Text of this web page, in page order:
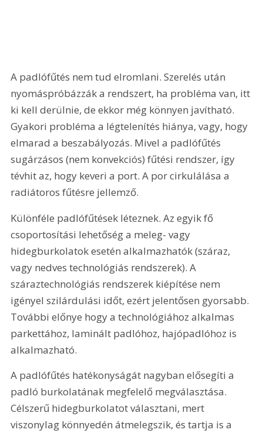
A padlófűtés nem tud elromlani. Szerelés után
nyomáspróbázzák a rendszert, ha probléma van, itt
ki kell derülnie, de ekkor még könnyen javítható.
Gyakori probléma a légtelenítés hiánya, vagy, hogy
elmarad a beszabályozás. Mivel a padlófűtés
sugárzásos (nem konvekciós) fűtési rendszer, így
tévhit az, hogy keveri a port. A por cirkulálása a
radiátoros fűtésre jellemző.
Különféle padlófűtések léteznek. Az egyik fő
csoportosítási lehetőség a meleg- vagy
hidegburkolatok esetén alkalmazhatók (száraz,
vagy nedves technológiás rendszerek). A
száraztechnológiás rendszerek kiépítése nem
igényel szilárdulási időt, ezért jelentősen gyorsabb.
További előnye hogy a technológiához alkalmas
parkettához, laminált padlóhoz, hajópadlóhoz is
alkalmazható.
A padlófűtés hatékonyságát nagyban elősegíti a
padló burkolatának megfelelő megválasztása.
Célszerű hidegburkolatot választani, mert
viszonylag könnyedén átmelegszik, és tartja is a